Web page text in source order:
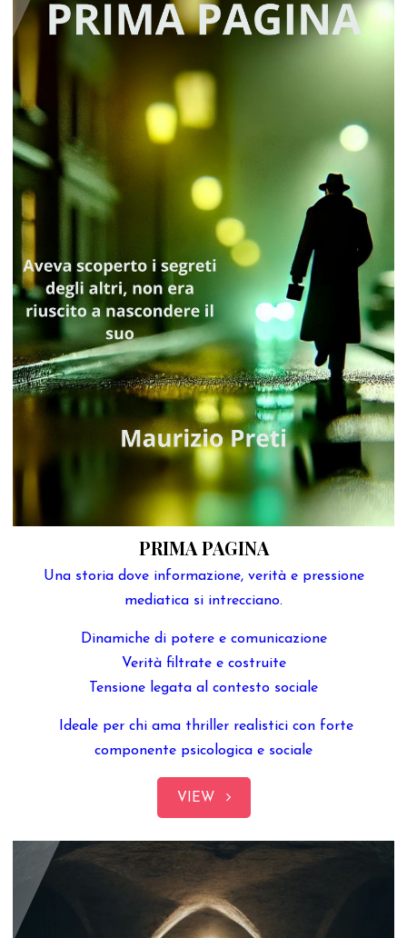
PRIMA PAGINA
Una storia dove informazione, verità e pressione
mediatica si intrecciano.
Dinamiche di potere e comunicazione
Verità filtrate e costruite
Tensione legata al contesto sociale
Ideale per chi ama thriller realistici con forte
componente psicologica e sociale
VIEW